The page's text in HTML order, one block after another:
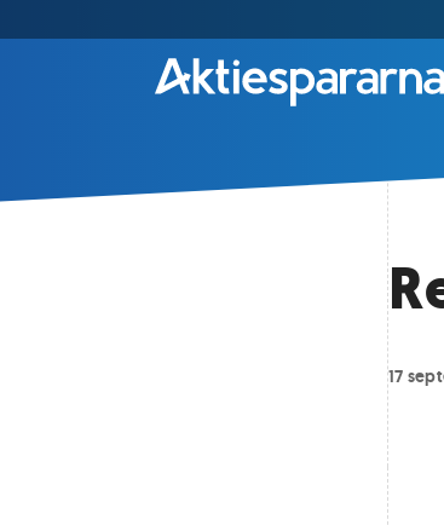
17